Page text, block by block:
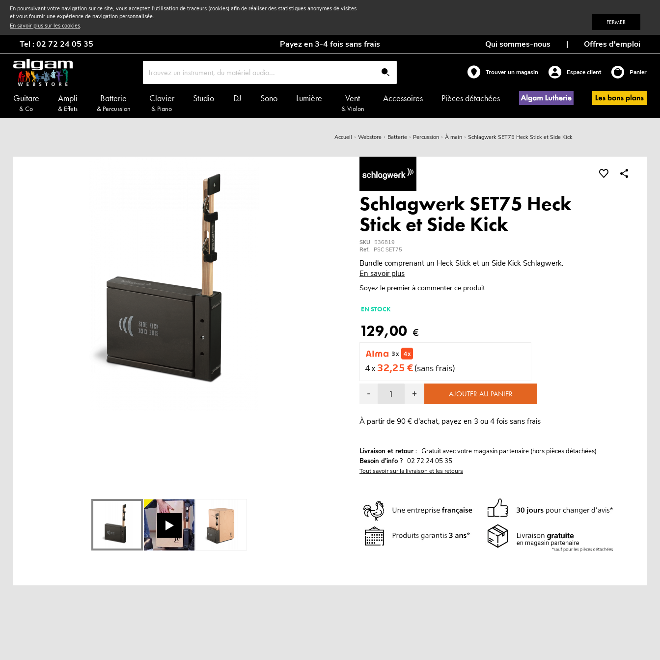
En poursuivant votre navigation sur ce site, vous acceptez l'utilisation de traceurs (cookies) afin de réaliser des statistiques anonymes de visites
et vous fournir une expérience de navigation personnalisée.
En savoir plus sur les cookies. FERMER
Tel : 02 72 24 05 35 Payez en 3-4 fois sans frais Qui sommes-nous | Offres d'emploi
Trouver un magasin Espace client Panier
Guitare
& Co
Ampli
& Effets
Batterie
& Percussion
Clavier
& Piano
Studio DJ Sono Lumière Vent
& Violon
Accessoires Pièces détachées
Accueil Webstore Batterie Percussion À main Schlagwerk SET75 Heck Stick et Side Kick
Schlagwerk SET75 Heck
Stick et Side Kick
SKU 536819
Ref.
PSC SET75
Bundle comprenant un Heck Stick et un Side Kick Schlagwerk.
En savoir plus
Soyez le premier à commenter ce produit
EN STOCK
129,00 €
3 x 4 x
4 x 32,25 €(sans frais)
- + AJOUTER AU PANIER
À partir de 90 € d'achat, payez en 3 ou 4 fois sans frais
Livraison et retour : Gratuit avec votre magasin partenaire (hors pièces détachées)
Besoin d'info ? 02 72 24 05 35
Tout savoir sur la livraison et les retours